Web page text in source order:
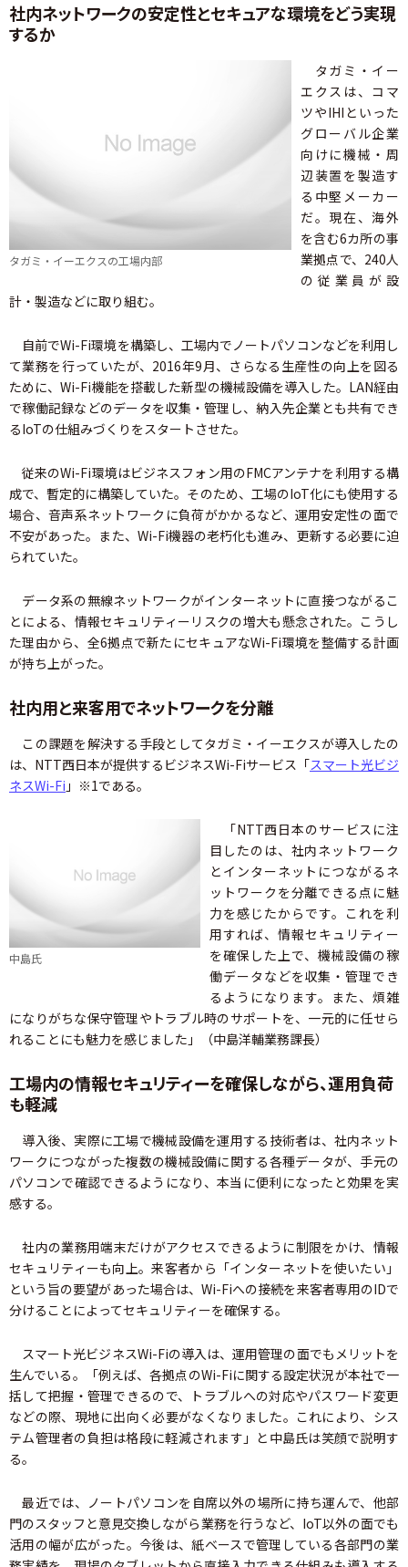
社内ネットワークの安定性とセキュアな環境をどう実現
するか
タガミ・イーエクスの工場内部
タガミ・イー
エクスは、コマ
ツやIHIといった
グローバル企業
向けに機械・周
辺装置を製造す
る中堅メーカー
だ。現在、海外
を含む6カ所の事
業拠点で、240人
の従業員が設
計・製造などに取り組む。
自前でWi-Fi環境を構築し、工場内でノートパソコンなどを利用し
て業務を行っていたが、2016年9月、さらなる生産性の向上を図る
ために、Wi-Fi機能を搭載した新型の機械設備を導入した。LAN経由
で稼働記録などのデータを収集・管理し、納入先企業とも共有でき
るIoTの仕組みづくりをスタートさせた。
従来のWi-Fi環境はビジネスフォン用のFMCアンテナを利用する構
成で、暫定的に構築していた。そのため、工場のIoT化にも使用する
場合、音声系ネットワークに負荷がかかるなど、運用安定性の面で
不安があった。また、Wi-Fi機器の老朽化も進み、更新する必要に迫
られていた。
データ系の無線ネットワークがインターネットに直接つながるこ
とによる、情報セキュリティーリスクの増大も懸念された。こうし
た理由から、全6拠点で新たにセキュアなWi-Fi環境を整備する計画
が持ち上がった。
社内用と来客用でネットワークを分離
この課題を解決する手段としてタガミ・イーエクスが導入したの
は、NTT西日本が提供するビジネスWi-Fiサービス「スマート光ビジ
ネスWi-Fi 」※1である。
中島氏
「NTT西日本のサービスに注
目したのは、社内ネットワーク
とインターネットにつながるネ
ットワークを分離できる点に魅
力を感じたからです。これを利
用すれば、情報セキュリティー
を確保した上で、機械設備の稼
働データなどを収集・管理でき
るようになります。また、煩雑
になりがちな保守管理やトラブル時のサポートを、一元的に任せら
れることにも魅力を感じました」（中島洋輔業務課長）
工場内の情報セキュリティーを確保しながら、運用負荷
も軽減
導入後、実際に工場で機械設備を運用する技術者は、社内ネット
ワークにつながった複数の機械設備に関する各種データが、手元の
パソコンで確認できるようになり、本当に便利になったと効果を実
感する。
社内の業務用端末だけがアクセスできるように制限をかけ、情報
セキュリティーも向上。来客者から「インターネットを使いたい」
という旨の要望があった場合は、Wi-Fiへの接続を来客者専用のIDで
分けることによってセキュリティーを確保する。
スマート光ビジネスWi-Fiの導入は、運用管理の面でもメリットを
生んでいる。「例えば、各拠点のWi-Fiに関する設定状況が本社で一
括して把握・管理できるので、トラブルへの対応やパスワード変更
などの際、現地に出向く必要がなくなりました。これにより、シス
テム管理者の負担は格段に軽減されます」と中島氏は笑顔で説明す
る。
最近では、ノートパソコンを自席以外の場所に持ち運んで、他部
門のスタッフと意見交換しながら業務を行うなど、IoT以外の面でも
活用の幅が広がった。今後は、紙ベースで管理している各部門の業